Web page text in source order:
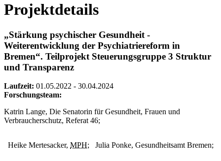
Projektdetails
„Stärkung psychischer Gesundheit -
Weiterentwicklung der Psychiatriereform in
Bremen“. Teilprojekt Steuerungsgruppe 3 Struktur
und Transparenz
Laufzeit: 01.05.2022 - 30.04.2024
Forschungsteam:
Katrin Lange, Die Senatorin für Gesundheit, Frauen und
Verbraucherschutz, Referat 46;
Heike Mertesacker, MPH; Julia Ponke, Gesundheitsamt Bremen;